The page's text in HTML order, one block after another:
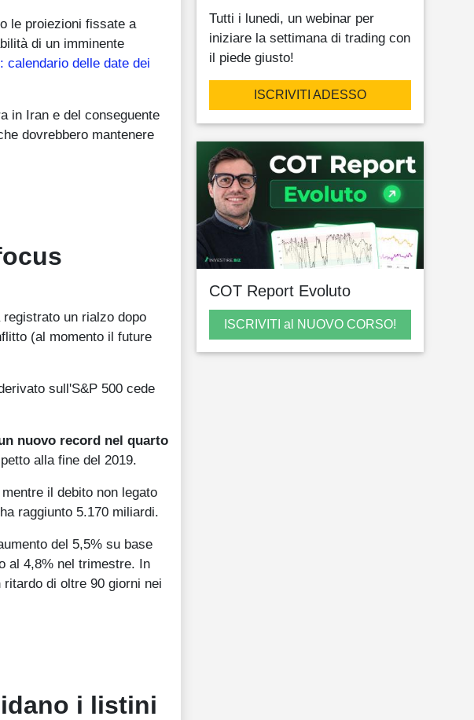
le proiezioni fissate a
di un imminente
calendario delle date dei
in Iran e del conseguente
dovrebbero mantenere
un rialzo dopo
(al momento il future
sull'S&P 500 cede
nuovo record nel quarto
alla fine del 2019.
il debito non legato
raggiunto 5.170 miliardi.
del 5,5% su base
al 4,8% nel trimestre. In
di oltre 90 giorni nei
i listini
Tutti i lunedi, un webinar per
iniziare la settimana di trading con
il piede giusto!
ISCRIVITI ADESSO
COT Report Evoluto
ISCRIVITI al NUOVO CORSO!